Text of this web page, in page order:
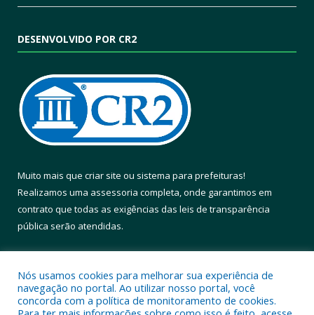
DESENVOLVIDO POR CR2
Muito mais que criar site ou sistema para prefeituras!
Realizamos uma assessoria completa, onde garantimos em
contrato que todas as exigências das leis de transparência
pública serão atendidas.
Nós usamos cookies para melhorar sua experiência de
navegação no portal. Ao utilizar nosso portal, você
concorda com a política de monitoramento de cookies.